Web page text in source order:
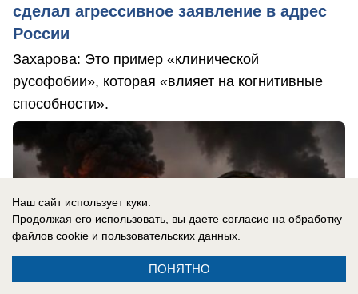
сделал агрессивное заявление в адрес
России
Захарова: Это пример «клинической
русофобии», которая «влияет на когнитивные
способности».
Наш сайт использует куки.
Продолжая его использовать, вы даете согласие на обработку
файлов cookie и пользовательских данных.
ПОНЯТНО